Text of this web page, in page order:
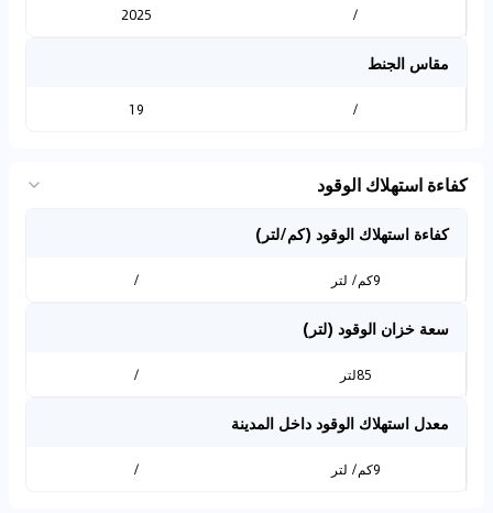
/
2025
مقاس الجنط
/
19
كفاءة استهلاك الوقود
كفاءة استهلاك الوقود (كم/لتر)
9كم/ لتر /
سعة خزان الوقود (لتر)
85لتر /
معدل استهلاك الوقود داخل المدينة
9كم/ لتر /